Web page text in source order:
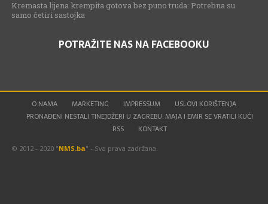
Kremasta lijena krempita gotova bez puno truda: Potrebna su
samo četiri sastojka
POTRAŽITE NAS NA FACEBOOKU
O NAMA MARKETING IMPRESSUM
USLOVI KORIŠTENJA
PRONAĐENI NESTALI TINEJDŽERI U ZAGREBU: MAJA I EMIR SE VRATILI KUĆI
RSS
KONTAKT
© 2012 - 2020 "NMS.ba" - Sva prava zadržana.